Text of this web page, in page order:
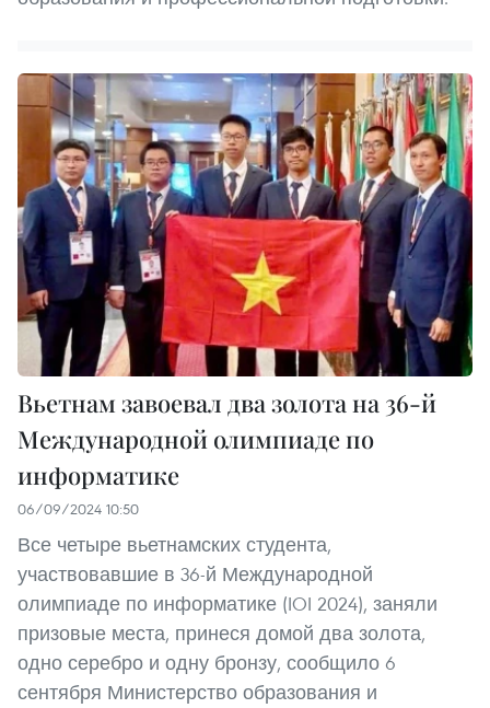
Вьетнам завоевал два золота на 36-й
Международной олимпиаде по
информатике
06/09/2024 10:50
Все четыре вьетнамских студента,
участвовавшие в 36-й Международной
олимпиаде по информатике (IOI 2024), заняли
призовые места, принеся домой два золота,
одно серебро и одну бронзу, сообщило 6
сентября Министерство образования и